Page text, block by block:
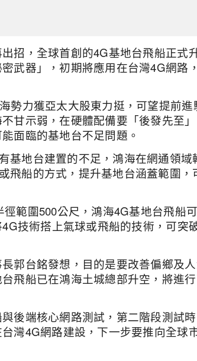
招，全球首創的4G基地台飛船正式
武器」，初期將應用在台灣4G網路
勢力獲亞太大股東力挺，可望提前進
甘示弱，在硬體配備要「後發先至
面臨的基地台不足問題。
基地台建置的不足，鴻海在網通領域
飛船的方式，提升基地台涵蓋範圍，
範圍500公尺，鴻海4G基地台飛船
技術搭上氣球或飛船的技術，可突
郭台銘發想，目的是要改善偏鄉及
飛船已在鴻海土城總部升空，將進
後端核心網路測試，第二階段測試
灣4G網路建設，下一步要推向全球